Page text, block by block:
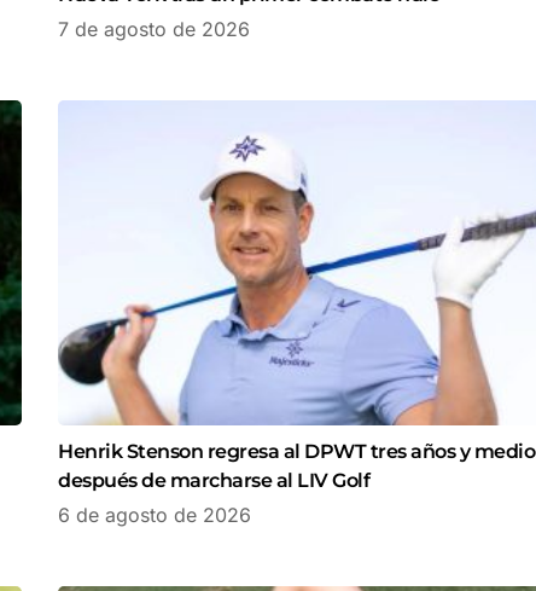
7 de agosto de 2026
Henrik Stenson regresa al DPWT tres años y medio
después de marcharse al LIV Golf
6 de agosto de 2026